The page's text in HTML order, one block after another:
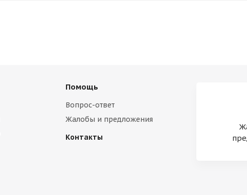
Помощь
Вопрос-ответ
Жалобы и предложения
Контакты